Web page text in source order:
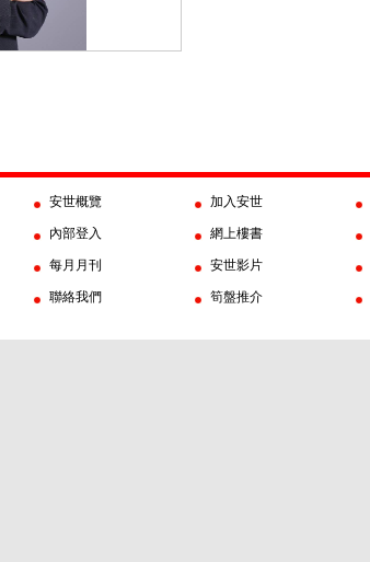
安世概覽 加入安世
內部登入 網上樓書
每月月刊 安世影片
聯絡我們 筍盤推介